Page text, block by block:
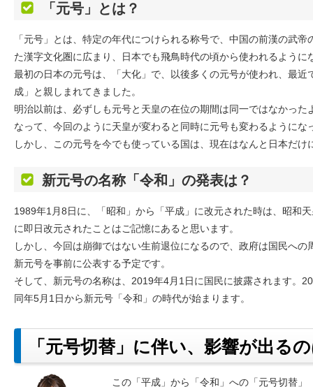
「元号」とは？
「元号」とは、特定の年代につけられる称号で、中国の前漢の武
た漢字文化圏に広まり、日本でも飛鳥時代の頃から使われるように
最初の日本の元号は、「大化」で、以後多くの元号が使われ、最
成」と親しまれてきました。
明治以前は、必ずしも元号と天皇の在位の期間は同一ではなかっ
なって、今回のように天皇が変わると同時に元号も変わるようにな
しかし、この元号を今でも使っている国は、現在はなんと日本だけ
新元号の名称「令和」の発表は？
1989年1月8日に、「昭和」から「平成」に改元された時は、昭和
に即日改元されたことはご記憶にあると思います。
しかし、今回は崩御ではない生前退位になるので、政府は国民へ
新元号を事前に公表する予定です。
そして、新元号の名称は、2019年4月1日に国民に披露されます。
同年5月1日から新元号「令和」の時代が始まります。
「元号切替」に伴い、影響が出る
この「平成」から「令和」への「元号切替